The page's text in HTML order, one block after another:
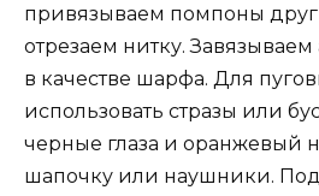
привязываем помпоны друг
отрезаем нитку. Завязываем
в качестве шарфа. Для
использовать стразы или
черные глаза и оранжевый
шапочку или наушники.